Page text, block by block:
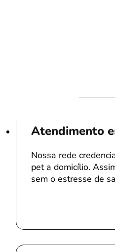
Atendimento
Nossa rede
pet a domicílio.
sem o estresse de